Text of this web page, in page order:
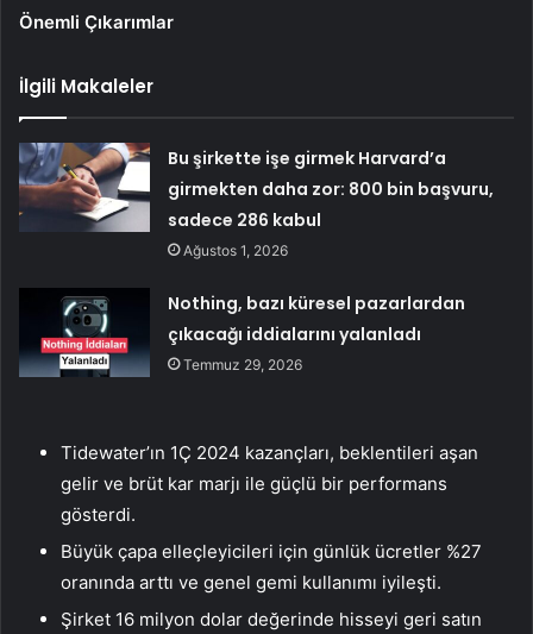
Önemli Çıkarımlar
İlgili Makaleler
Bu şirkette işe girmek Harvard’a
girmekten daha zor: 800 bin başvuru,
sadece 286 kabul
Ağustos 1, 2026
Nothing, bazı küresel pazarlardan
çıkacağı iddialarını yalanladı
Temmuz 29, 2026
Tidewater’ın 1Ç 2024 kazançları, beklentileri aşan
gelir ve brüt kar marjı ile güçlü bir performans
gösterdi.
Büyük çapa elleçleyicileri için günlük ücretler %27
oranında arttı ve genel gemi kullanımı iyileşti.
Şirket 16 milyon dolar değerinde hisseyi geri satın